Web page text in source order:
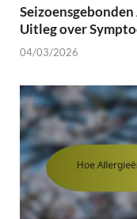
Uitleg over
04/03/2026